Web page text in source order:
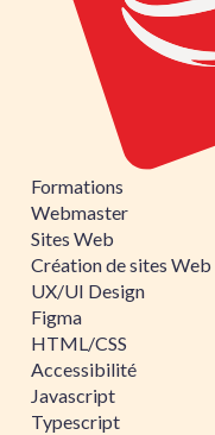
Formations
Webmaster
Sites Web
Création de sites Web
UX/UI Design
Figma
HTML/CSS
Accessibilité
Javascript
Typescript